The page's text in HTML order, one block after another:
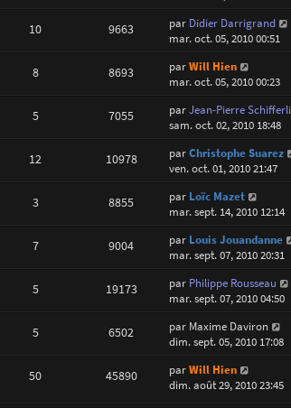
10 9663 par Didier Darrigrand
mar. oct. 05, 2010 00:51
8 8693 parWill Hien
mar. oct. 05, 2010 00:23
5 7055 parJean-Pierre
sam. oct. 02, 2010 18:48
12 10978 parChristophe Suarez
ven. oct. 01, 2010 21:47
3 8855 par Loïc Mazet
mar. sept. 14, 2010 12:14
7 9004 par Louis Jouandanne
mar. sept. 07, 2010 20:31
5 19173 par Philippe Rousseau
mar. sept. 07, 2010 04:50
5 6502 par Maxime Daviron
dim. sept. 05, 2010 17:08
50 45890 parWill Hien
dim. août 29, 2010 23:45